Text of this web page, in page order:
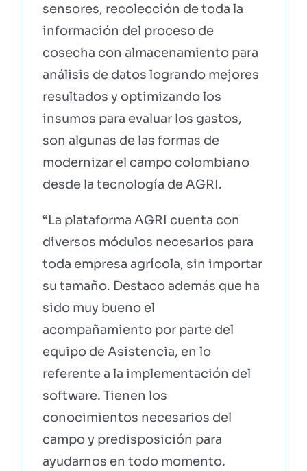
sensores, recolección de toda la
información del proceso de
cosecha con almacenamiento para
análisis de datos logrando mejores
resultados y optimizando los
insumos para evaluar los gastos,
son algunas de las formas de
modernizar el campo colombiano
desde la tecnología de AGRI.
“La plataforma AGRI cuenta con
diversos módulos necesarios para
toda empresa agrícola, sin importar
su tamaño. Destaco además que ha
sido muy bueno el
acompañamiento por parte del
equipo de Asistencia, en lo
referente a la implementación del
software. Tienen los
conocimientos necesarios del
campo y predisposición para
ayudarnos en todo momento.